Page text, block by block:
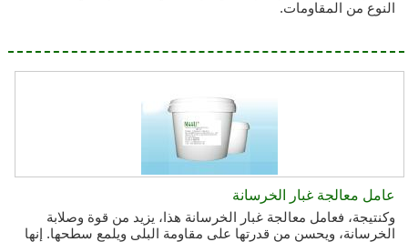
النوع من المقاومات.
عامل معالجة غبار الخرسانة
وكنتيجة، فعامل معالجة غبار الخرسانة هذا، يزيد من قوة وصلابة
الخرسانة، ويحسن من قدرتها على مقاومة البلى ويلمع سطحها. إنها